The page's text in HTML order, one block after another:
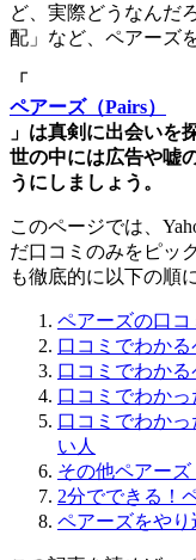
ど、実際どうなんだ
配」など、ペアーズ
「
ペアーズ（Pairs）
」は真剣に出会いを
世の中には広告や嘘
うにしましょう。
このページでは、
だ口コミのみをピッ
も徹底的に以下の順
ペアーズの口
口コミでわかる
口コミでわかる
口コミでわかっ
口コミでわかっ
い人
その他ペアーズ
2分でできる！
ペアーズをや